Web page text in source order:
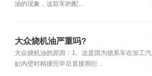
油的现象，这款车的配...
大众烧机油严重吗?
大众烧机油的原因：1、这是因为德系车在加工汽
缸内壁时精搪完毕后直接用衍...